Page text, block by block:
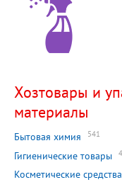
Хозтовары и
материалы
Бытовая химия 541
Гигиенические товары
Косметические средства